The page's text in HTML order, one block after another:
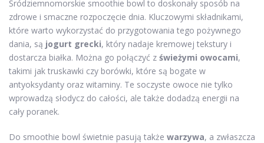
Śródziemnomorskie smoothie bowl to doskonały sposób na
zdrowe i smaczne rozpoczęcie dnia. Kluczowymi składnikami,
które warto wykorzystać do przygotowania tego pożywnego
dania, są jogurt grecki, który nadaje kremowej tekstury i
dostarcza białka. Można go połączyć z świeżymi owocami,
takimi jak truskawki czy borówki, które są bogate w
antyoksydanty oraz witaminy. Te soczyste owoce nie tylko
wprowadzą słodycz do całości, ale także dodadzą energii na
cały poranek.
Do smoothie bowl świetnie pasują także warzywa, a zwłaszcza